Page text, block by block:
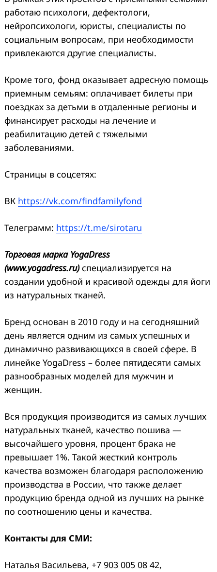
работаю психологи, дефектологи,
нейропсихологи, юристы, специалисты по
социальным вопросам, при необходимости
привлекаются другие специалисты.
Кроме того, фонд оказывает адресную помощь
приемным семьям: оплачивает билеты при
поездках за детьми в отдаленные регионы и
финансирует расходы на лечение и
реабилитацию детей с тяжелыми
заболеваниями.
Страницы в соцсетях:
ВК https://vk.com/findfamilyfond
Телеграмм: https://t.me/sirotaru
Торговая марка YogaDress
(www.yogadress.ru)специализируется на
создании удобной и красивой одежды для йоги
из натуральных тканей.
Бренд основан в 2010 году и на сегодняшний
день является одним из самых успешных и
динамично развивающихся в своей сфере. В
линейке YogaDress – более пятидесяти самых
разнообразных моделей для мужчин и
женщин.
Вся продукция производится из самых лучших
натуральных тканей, качество пошива —
высочайшего уровня, процент брака не
превышает 1%. Такой жесткий контроль
качества возможен благодаря расположению
производства в России, что также делает
продукцию бренда одной из лучших на рынке
по соотношению цены и качества.
Контакты для СМИ:
Наталья Васильева, +7 903 005 08 42,